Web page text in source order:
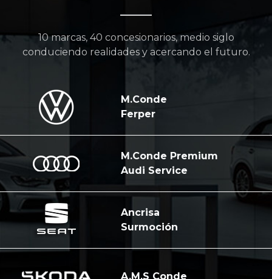
10 marcas, 40 concesionarios, medio siglo
conduciendo realidades y acercando el futuro.
M.Conde
Ferper
M.Conde Premium
Audi Service
Ancrisa
Surmoción
A.M.S Conde